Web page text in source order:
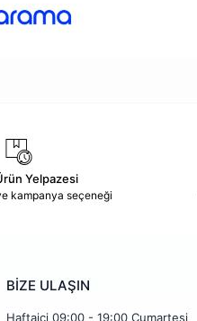
Yelpazesi
kampanya seçeneği
BİZE ULAŞIN
Haftaiçi 09:00 - 19:00 Cumartesi